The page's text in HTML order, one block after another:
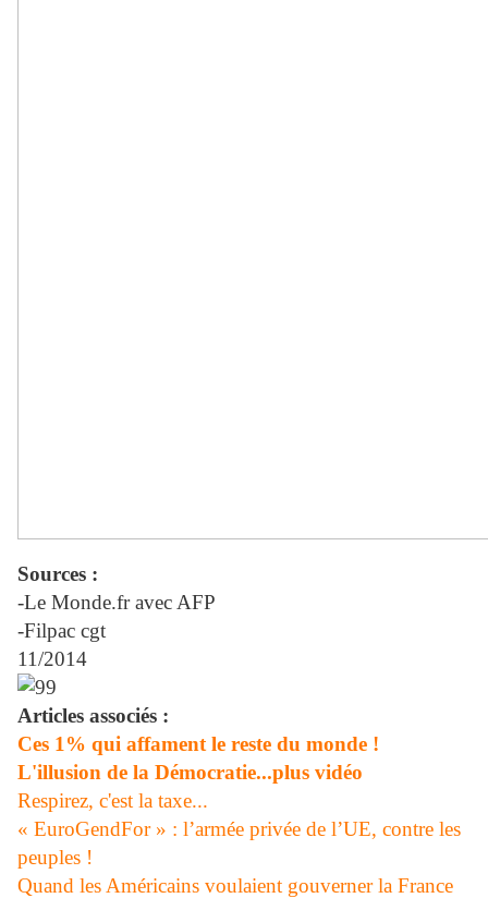
Sources :
-Le Monde.fr avec AFP
-Filpac cgt
11/2014
Articles associés :
Ces 1% qui affament le reste du monde !
L'illusion de la Démocratie...plus vidéo
Respirez, c'est la taxe...
« EuroGendFor » : l’armée privée de l’UE, contre les
peuples !
Quand les Américains voulaient gouverner la France